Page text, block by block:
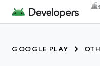
重
GOOGLE PLAY